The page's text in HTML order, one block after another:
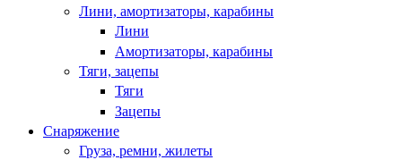
Лини, амортизаторы, карабины
Лини
Амортизаторы, карабины
Тяги, зацепы
Тяги
Зацепы
Снаряжение
Груза, ремни, жилеты